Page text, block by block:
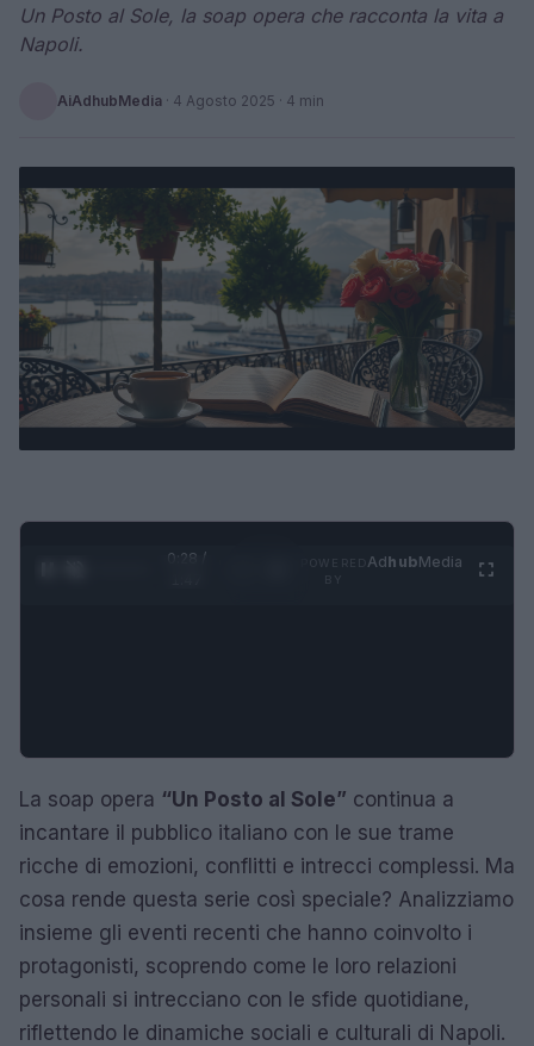
Un Posto al Sole, la soap opera che racconta la vita a
Napoli.
AiAdhubMedia · 4 Agosto 2025 · 4 min
0:29 /
AdhubMedia
La soap opera “Un Posto al Sole” continua a
incantare il pubblico italiano con le sue trame
ricche di emozioni, conflitti e intrecci complessi. Ma
cosa rende questa serie così speciale? Analizziamo
insieme gli eventi recenti che hanno coinvolto i
protagonisti, scoprendo come le loro relazioni
personali si intrecciano con le sfide quotidiane,
riflettendo le dinamiche sociali e culturali di Napoli.